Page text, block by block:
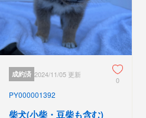
成約済 2024/11/05 更新
0
PY000001392
柴犬(小柴・豆柴も含む)